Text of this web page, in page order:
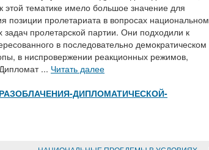
тематике имело большое значение для
позиции пролетариата в вопросах национальном
задач пролетарской партии. Они подходили к
в последовательно демократическом
в ниспровержении реакционных режимов,
... Читать далее
РАЗОБЛАЧЕНИЯ-ДИПЛОМАТИЧЕСКОЙ-